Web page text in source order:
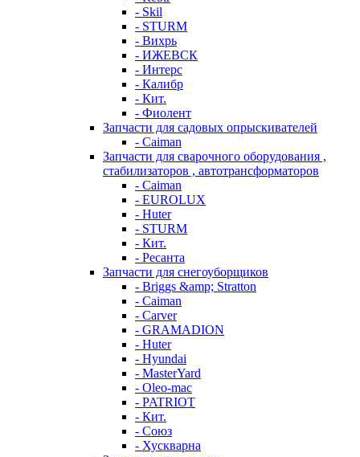
- Skil
- STURM
- Вихрь
- ИЖЕВСК
- Интерс
- Калибр
- Кит.
- Фиолент
Запчасти для садовых опрыскивателей
- Caiman
Запчасти для сварочного оборудования ,
стабилизаторов , автотрансформаторов
- Caiman
- EUROLUX
- Huter
- STURM
- Кит.
- Ресанта
Запчасти для снегоуборщиков
- Briggs &amp; Stratton
- Caiman
- Carver
- GRAMADION
- Huter
- Hyundai
- MasterYard
- Oleo-mac
- PATRIOT
- Кит.
- Союз
- Хускварна